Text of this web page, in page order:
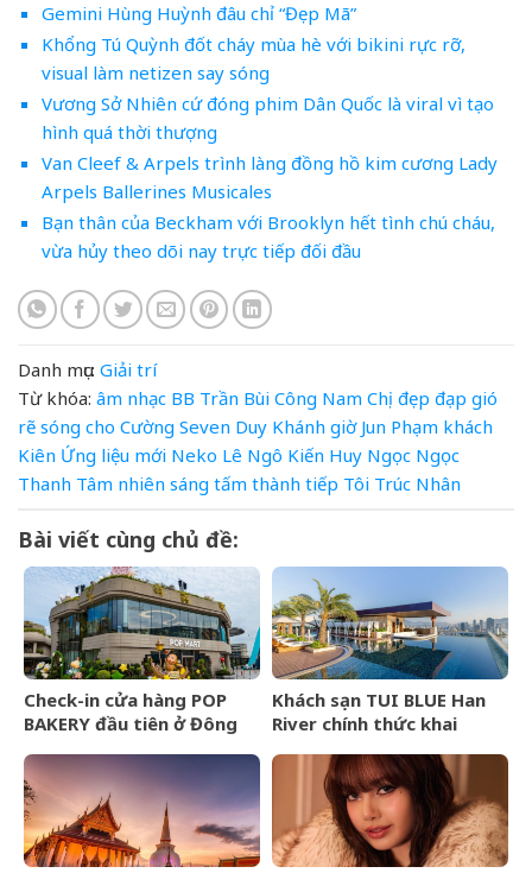
Gemini Hùng Huỳnh đâu chỉ “Đẹp Mã”
Khổng Tú Quỳnh đốt cháy mùa hè với bikini rực rỡ,
visual làm netizen say sóng
Vương Sở Nhiên cứ đóng phim Dân Quốc là viral vì tạo
hình quá thời thượng
Van Cleef & Arpels trình làng đồng hồ kim cương Lady
Arpels Ballerines Musicales
Bạn thân của Beckham với Brooklyn hết tình chú cháu,
vừa hủy theo dõi nay trực tiếp đối đầu
Danh mục: Giải trí
Từ khóa: âm nhạc BB Trần Bùi Công Nam Chị đẹp đạp gió
rẽ sóng cho Cường Seven Duy Khánh giờ Jun Phạm khách
Kiên Ứng liệu mới Neko Lê Ngô Kiến Huy Ngọc Ngọc
Thanh Tâm nhiên sáng tấm thành tiếp Tôi Trúc Nhân
Bài viết cùng chủ đề:
Check-in cửa hàng POP
BAKERY đầu tiên ở Đông
Khách sạn TUI BLUE Han
River chính thức khai